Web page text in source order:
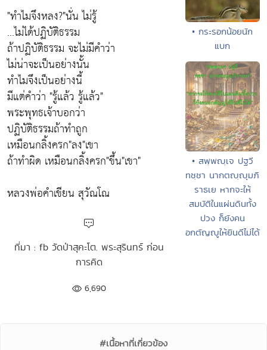
"ทำไมจึงหลง?"นั่น ไม่รู้
...ไม่ได้ปฏิบัติธรรม
ถ้าปฏิบัติธรรม จะไม่มีคำว่า
ไม่น่าจะเป็นอย่างนั้น
ทำไมจึงเป็นอย่างนี้
มีแต่คำว่า "รู้แล้ว รู้แล้ว"
พระพุทธเจ้าบอกว่า
ปฏิบัติธรรมถ้าทำถูก
เหมือนกลิ้งครก"ลง"เขา
ถ้าทำผิด เหมือนกลิ้งครก"ขึ้น"เขา"
หลวงพ่อคำเขียน สุวัณโณ
ที่มา : fb วัดป่าสุคะโต. พระสุรินทร์ ก่อน
การคิด
6,690
• กระรอกน้อยนัก
แบก
• สพฺพญฺเจ ปฐวี
ทชฺชา นากตญฺญุมภิ
ราธเย หากจะให้
สมบัติในแผ่นดินทั้ง
ปวง ก็ยังคน
อกตัญญูให้ยินดีไม่ได้
#เนื้อหาที่เกี่ยวข้อง